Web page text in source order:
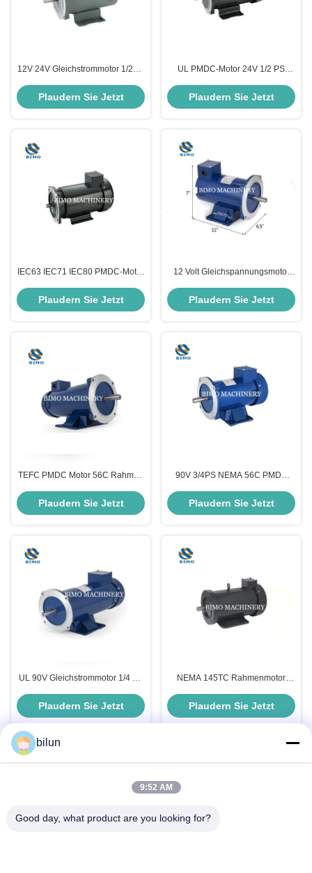
12V 24V Gleichstrommotor 1/2HP
Permanent Magnet Brushed
Gleichstrommotor
Plaudern Sie Jetzt
UL PMDC-Motor 24V 1/2 PS
TEFC Elektromotor mit Basis
Plaudern Sie Jetzt
IEC63 IEC71 IEC80 PMDC-Motor
gebürsteter Gleichstrommotor B5
Montage B14 Montage
Plaudern Sie Jetzt
12 Volt Gleichspannungsmotor
Gleichspannungsmotor 1/4 PS
1750R NEMA 56C PMDC
Plaudern Sie Jetzt
TEFC PMDC Motor 56C Rahmen
Plaudern Sie Jetzt
90V 3/4PS NEMA 56C PMDC
Getriebe Motor 1750 Rpm
Plaudern Sie Jetzt
UL 90V Gleichstrommotor 1/4 PS
TEFC Dauermagnet
Plaudern Sie Jetzt
NEMA 145TC Rahmenmotor
3 PS Gleichstrommotor 1750
Plaudern Sie Jetzt
Schnelle Kontaktaufnahme
Adresse
bilun
9:52 AM
Good day, what product are you looking for?